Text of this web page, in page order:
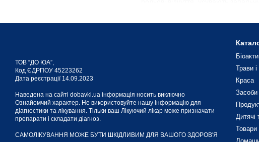
настрою малечі, важливо
Допомога малюкові в
Підбираючи засоби для
ТОВ “ДО ЮА”,
Код ЄДРПОУ 45223262
Дата реєстрації 14.09.2023
Наведена на сайті dobavki.ua інформація носить виключно
Ознайомчий характер. Не використовуйте нашу інформацію для
діагностики та лікування. Тільки ваш Лікуючий лікар може призначати
препарати і складати діагноз.
САМОЛІКУВАННЯ МОЖЕ БУТИ ШКІДЛИВИМ ДЛЯ ВАШОГО ЗДОРОВ'Я
Трави і
Краса
Дитячі